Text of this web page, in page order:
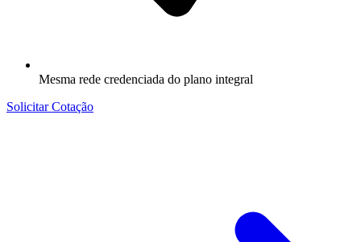
Mesma rede credenciada do plano integral
Solicitar Cotação